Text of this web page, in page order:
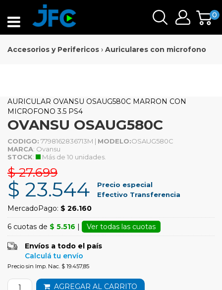
0
Accesorios y Perifericos › Auriculares con microfono
AURICULAR OVANSU OSAUG580C MARRON CON
MICROFONO 3.5 PS4
OVANSU OSAUG580C
CODIGO: 7798162836713M | MODELO:OSAUG580C
MARCA: Ovansu
STOCK: Más de 10 unidades.
$ 27.699
$ 23.544
Precio especial
Efectivo Transferencia
MercadoPago: $ 26.160
6 cuotas de $ 5.516 | Ver todas las cuotas
Envíos a todo el país
Calculá tu envío
Precio sin Imp. Nac. $ 19.457,85
AGREGAR AL CARRITO